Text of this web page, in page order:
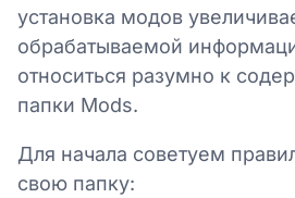
установка модов
обрабатываемой
относиться разумно к
папки Mods.
Для начала советуем
свою папку: